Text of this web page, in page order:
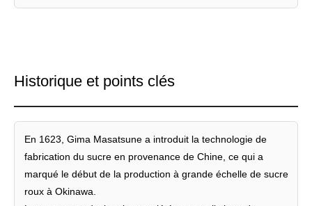
Historique et points clés
En 1623, Gima Masatsune a introduit la technologie de
fabrication du sucre en provenance de Chine, ce qui a
marqué le début de la production à grande échelle de sucre
roux à Okinawa.